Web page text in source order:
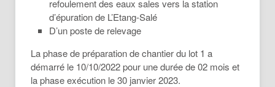
refoulement des eaux sales vers la station
d’épuration de L’Etang-Salé
D’un poste de relevage
La phase de préparation de chantier du lot 1 a
démarré le 10/10/2022 pour une durée de 02 mois et
la phase exécution le 30 janvier 2023.